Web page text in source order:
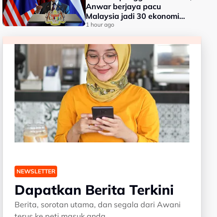
Anwar berjaya pacu
Malaysia jadi 30 ekonomi
terbesar dunia -
1 hour ago
NEWSLETTER
Dapatkan Berita Terkini
Berita, sorotan utama, dan segala dari Awani